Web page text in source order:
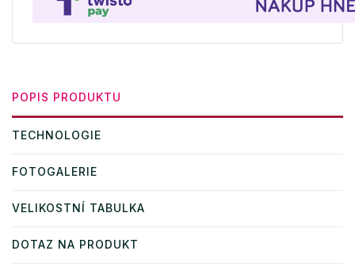
POPIS PRODUKTU
TECHNOLOGIE
FOTOGALERIE
VELIKOSTNÍ TABULKA
DOTAZ NA PRODUKT